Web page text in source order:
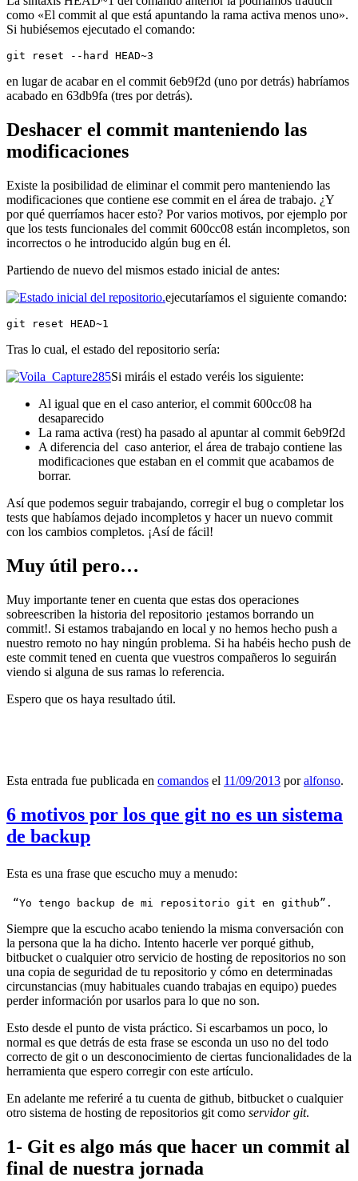
como «El commit al que está apuntando la rama activa menos uno».
Si hubiésemos ejecutado el comando:
git reset --hard HEAD~3
en lugar de acabar en el commit 6eb9f2d (uno por detrás) habríamos
acabado en 63db9fa (tres por detrás).
Deshacer el commit manteniendo las
modificaciones
Existe la posibilidad de eliminar el commit pero manteniendo las
modificaciones que contiene ese commit en el área de trabajo. ¿Y
por qué querríamos hacer esto? Por varios motivos, por ejemplo por
que los tests funcionales del commit 600cc08 están incompletos, son
incorrectos o he introducido algún bug en él.
Partiendo de nuevo del mismos estado inicial de antes:
ejecutaríamos el siguiente comando:
git reset HEAD~1
Tras lo cual, el estado del repositorio sería:
Si miráis el estado veréis los siguiente:
Al igual que en el caso anterior, el commit 600cc08 ha
desaparecido
La rama activa (rest) ha pasado al apuntar al commit 6eb9f2d
A diferencia del caso anterior, el área de trabajo contiene las
modificaciones que estaban en el commit que acabamos de
borrar.
Así que podemos seguir trabajando, corregir el bug o completar los
tests que habíamos dejado incompletos y hacer un nuevo commit
con los cambios completos. ¡Así de fácil!
Muy útil pero…
Muy importante tener en cuenta que estas dos operaciones
sobreescriben la historia del repositorio ¡estamos borrando un
commit!. Si estamos trabajando en local y no hemos hecho push a
nuestro remoto no hay ningún problema. Si ha habéis hecho push de
este commit tened en cuenta que vuestros compañeros lo seguirán
viendo si alguna de sus ramas lo referencia.
Espero que os haya resultado útil.
Esta entrada fue publicada en comandos el 11/09/2013 poralfonso.
6 motivos por los que git no es un sistema
de backup
Esta es una frase que escucho muy a menudo:
“Yo tengo backup de mi repositorio git en github”.
Siempre que la escucho acabo teniendo la misma conversación con
la persona que la ha dicho. Intento hacerle ver porqué github,
bitbucket o cualquier otro servicio de hosting de repositorios no son
una copia de seguridad de tu repositorio y cómo en determinadas
circunstancias (muy habituales cuando trabajas en equipo) puedes
perder información por usarlos para lo que no son.
Esto desde el punto de vista práctico. Si escarbamos un poco, lo
normal es que detrás de esta frase se esconda un uso no del todo
correcto de git o un desconocimiento de ciertas funcionalidades de la
herramienta que espero corregir con este artículo.
En adelante me referiré a tu cuenta de github, bitbucket o cualquier
otro sistema de hosting de repositorios git como servidor git.
1- Git es algo más que hacer un commit al
final de nuestra jornada